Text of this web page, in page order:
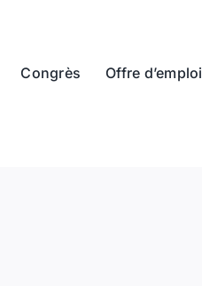
Congrès Offre d’emploi